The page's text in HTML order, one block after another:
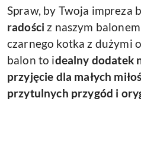
Spraw, by Twoja impreza
radości z naszym
czarnego kotka z dużymi
balon to idealny dodatek
przyjęcie dla małych
przytulnych przygód i